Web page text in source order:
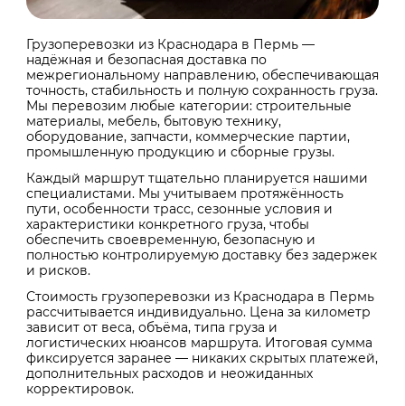
Грузоперевозки из Краснодара в Пермь —
надёжная и безопасная доставка по
межрегиональному направлению, обеспечивающая
точность, стабильность и полную сохранность груза.
Мы перевозим любые категории: строительные
материалы, мебель, бытовую технику,
оборудование, запчасти, коммерческие партии,
промышленную продукцию и сборные грузы.
Каждый маршрут тщательно планируется нашими
специалистами. Мы учитываем протяжённость
пути, особенности трасс, сезонные условия и
характеристики конкретного груза, чтобы
обеспечить своевременную, безопасную и
полностью контролируемую доставку без задержек
и рисков.
Стоимость грузоперевозки из Краснодара в Пермь
рассчитывается индивидуально. Цена за километр
зависит от веса, объёма, типа груза и
логистических нюансов маршрута. Итоговая сумма
фиксируется заранее — никаких скрытых платежей,
дополнительных расходов и неожиданных
корректировок.